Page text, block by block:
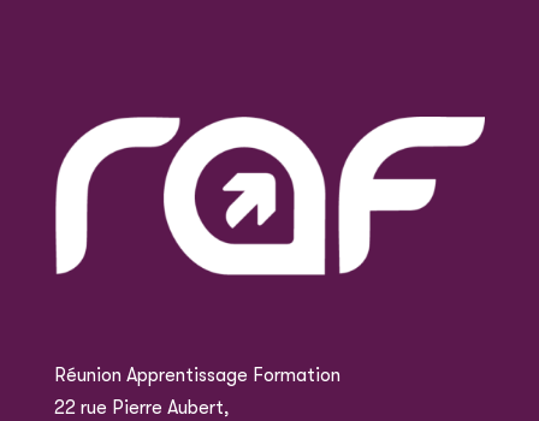
Réunion Apprentissage Formation
22 rue Pierre Aubert,